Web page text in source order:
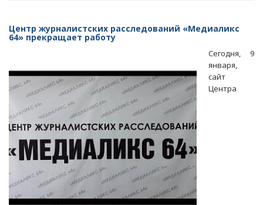
Центр журналистских расследований «Медиаликс
64» прекращает работу
Сегодня, 9
января,
сайт
Центра